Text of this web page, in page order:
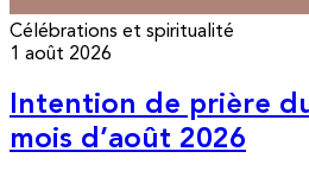
Célébrations et spiritualité
1 août 2026
Intention de prière
mois d’août 2026